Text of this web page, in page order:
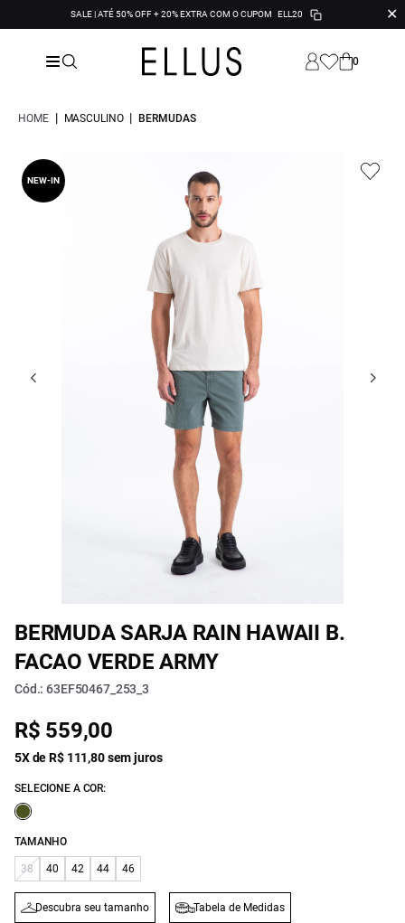
SALE | ATÉ 50% OFF + 20% EXTRA COM O CUPOM ELL20 ✕
0
HOME | MASCULINO | BERMUDAS
NEW-IN
BERMUDA SARJA RAIN HAWAII B.
FACAO VERDE ARMY
Cód.: 63EF50467_253_3
R$ 559,00
5X de R$ 111,80 sem juros
SELECIONE A COR:
TAMANHO
38 40 42 44 46
Descubra seu tamanho Tabela de Medidas